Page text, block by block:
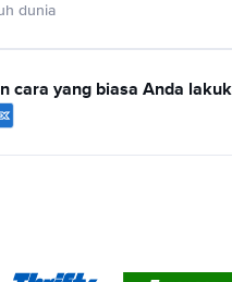
dunia
cara yang biasa Anda